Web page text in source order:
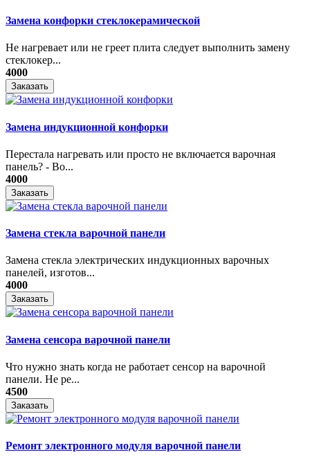
Замена конфорки стеклокерамической
Не нагревает или не греет плита следует выполнить замену
стеклокер...
4000
Заказать
Замена индукционной конфорки
Перестала нагревать или просто не включается варочная
панель? - Во...
4000
Заказать
Замена стекла варочной панели
Замена стекла электрических индукционных варочных
панелей, изготов...
4000
Заказать
Замена сенсора варочной панели
Что нужно знать когда не работает сенсор на варочной
панели. Не ре...
4500
Заказать
Ремонт электронного модуля варочной панели